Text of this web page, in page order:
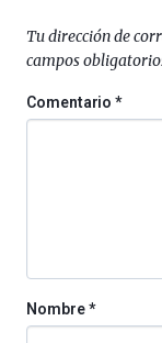
Tu dirección de
campos
Comentario*
Nombre*